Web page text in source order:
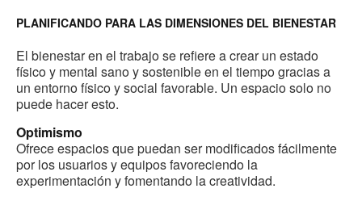
PLANIFICANDO PARA LAS DIMENSIONES DEL BIENESTAR
El bienestar en el trabajo se refiere a crear un estado
físico y mental sano y sostenible en el tiempo gracias a
un entorno físico y social favorable. Un espacio solo no
puede hacer esto.
Optimismo
Ofrece espacios que puedan ser modificados fácilmente
por los usuarios y equipos favoreciendo la
experimentación y fomentando la creatividad.